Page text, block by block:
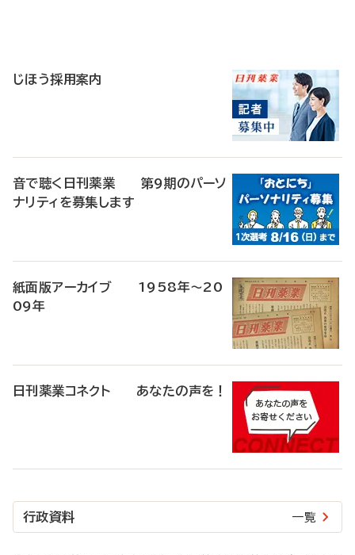
じほう採用案内
音で聴く日刊薬業 第9期のパーソ
ナリティを募集します
紙面版アーカイブ 1958年～20
09年
日刊薬業コネクト あなたの声を！
行政資料 一覧